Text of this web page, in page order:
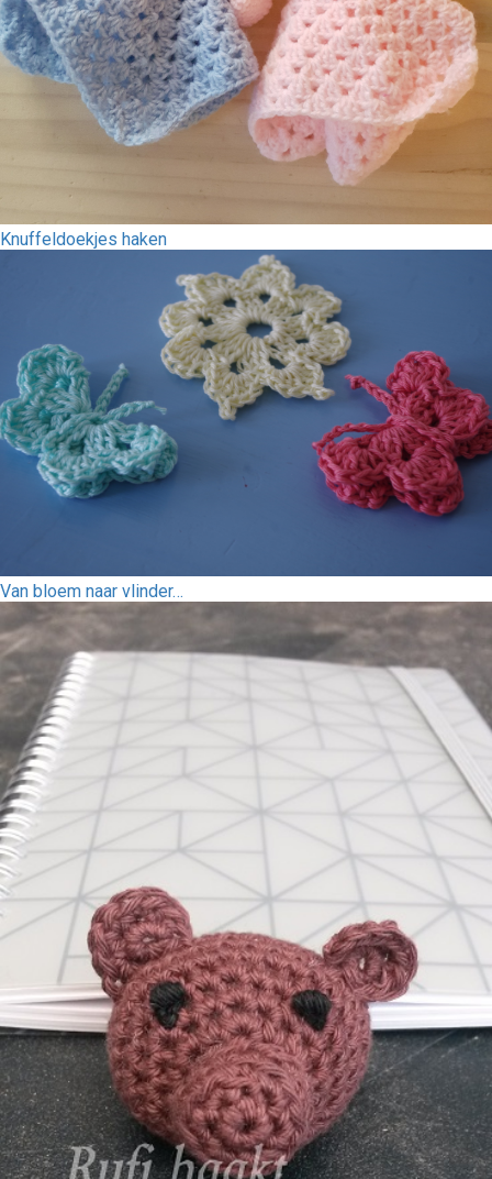
Knuffeldoekjes haken
Van bloem naar vlinder…